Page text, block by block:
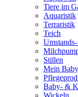
Tiere im
Aquaristik
Terraristik
Teich
Stillen
Mein Baby
Baby- &
Wickeln